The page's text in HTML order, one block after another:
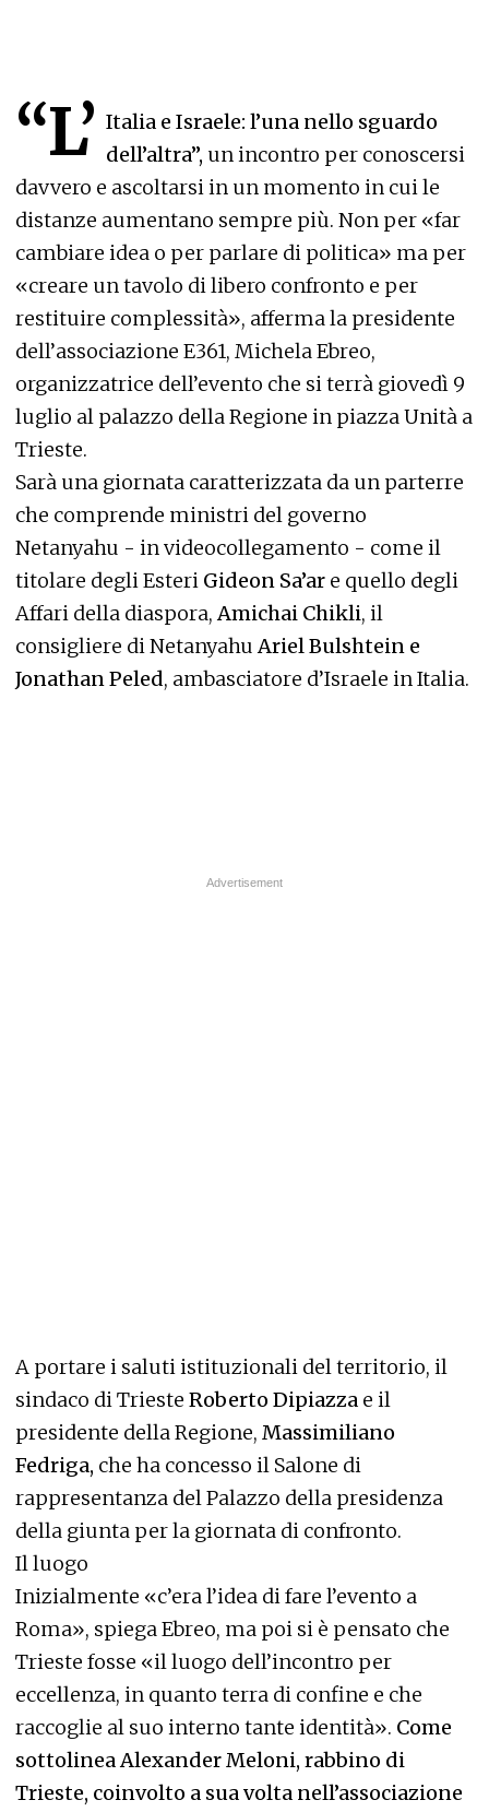
“L’ Italia e Israele: l’una nello sguardo
dell’altra”, un incontro per conoscersi
davvero e ascoltarsi in un momento in cui le
distanze aumentano sempre più. Non per «far
cambiare idea o per parlare di politica» ma per
«creare un tavolo di libero confronto e per
restituire complessità», afferma la presidente
dell’associazione E361, Michela Ebreo,
organizzatrice dell’evento che si terrà giovedì 9
luglio al palazzo della Regione in piazza Unità a
Trieste.
Sarà una giornata caratterizzata da un parterre
che comprende ministri del governo
Netanyahu - in videocollegamento - come il
titolare degli Esteri Gideon Sa’ar e quello degli
Affari della diaspora,Amichai Chikli, il
consigliere di NetanyahuAriel Bulshtein e
Jonathan Peled, ambasciatore d’Israele in Italia.
A portare i saluti istituzionali del territorio, il
sindaco di Trieste Roberto Dipiazza e il
presidente della Regione, Massimiliano
Fedriga, che ha concesso il Salone di
rappresentanza del Palazzo della presidenza
della giunta per la giornata di confronto.
Il luogo
Inizialmente «c’era l’idea di fare l’evento a
Roma», spiega Ebreo, ma poi si è pensato che
Trieste fosse «il luogo dell’incontro per
eccellenza, in quanto terra di confine e che
raccoglie al suo interno tante identità». Come
sottolinea Alexander Meloni, rabbino di
Trieste, coinvolto a sua volta nell’associazione